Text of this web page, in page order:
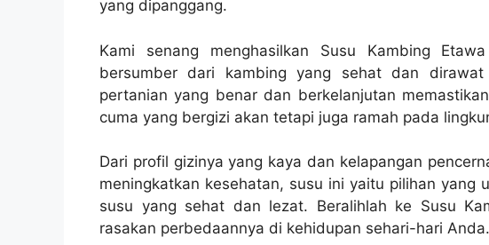
yang dipanggang.
Kami senang menghasilkan Susu Kambing
bersumber dari kambing yang sehat dan
pertanian yang benar dan berkelanjutan
cuma yang bergizi akan tetapi juga ramah pada
Dari profil gizinya yang kaya dan kelapangan
meningkatkan kesehatan, susu ini yaitu pilihan yang
susu yang sehat dan lezat. Beralihlah ke Susu
rasakan perbedaannya di kehidupan sehari-hari Anda.